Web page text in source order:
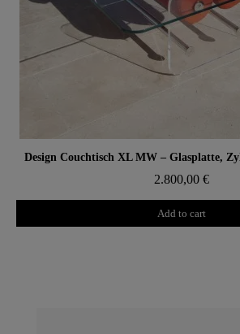
Aperçu rapide
2.800,00 €
Add to cart